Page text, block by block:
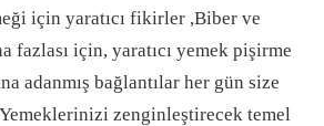
için yaratıcı fikirler ,Biber ve
fazlası için, yaratıcı yemek pişirme
adanmış bağlantılar her gün size
zenginleştirecek temel